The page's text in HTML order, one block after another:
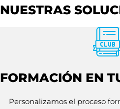
NUESTRAS
FORMACIÓN EN
Personalizamos el proceso